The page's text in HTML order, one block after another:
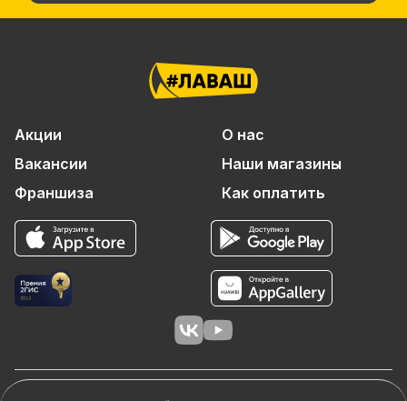
Акции
О нас
Вакансии
Наши магазины
Франшиза
Как оплатить